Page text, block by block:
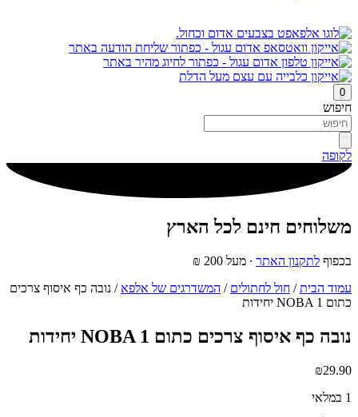
0
חיפוש
לקופה
משלוחים חינם לכל הארץ
בכפוף לתקנון האתר ∙ מעל 200 ₪
עמוד הבית/ חול לחתולים / המשדרגים של אלפא / נובה כף איסוף צרכים
כתום NOBA 1 יחידות
נובה כף איסוף צרכים כתום NOBA 1 יחידות
₪29.90
1 במלאי